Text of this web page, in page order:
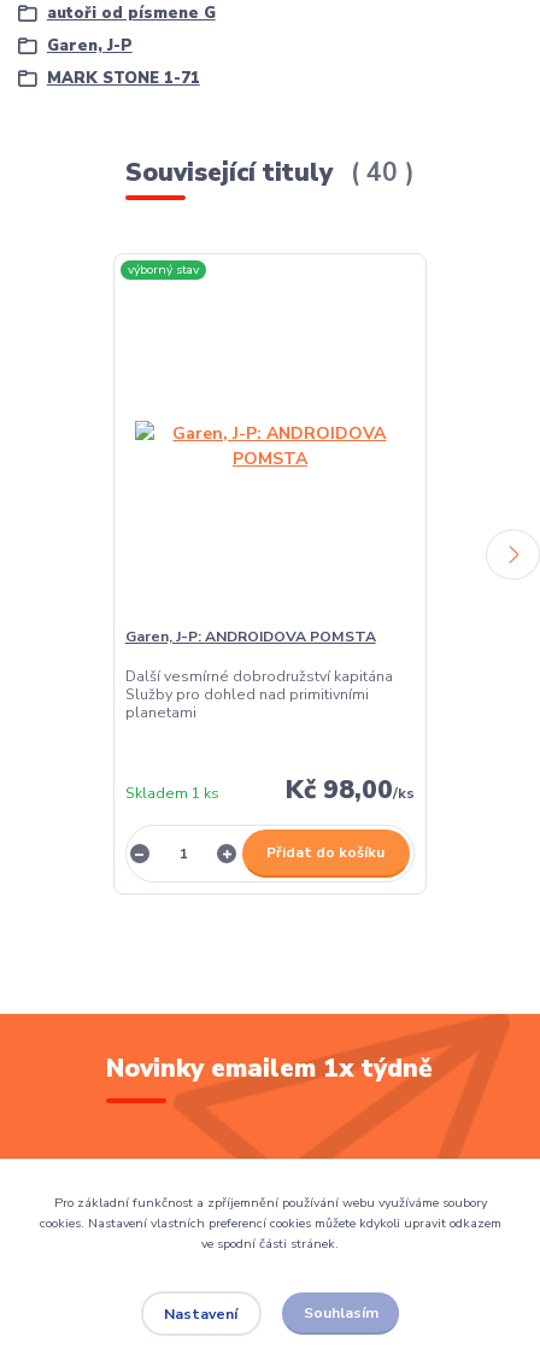
autoři od písmene G
Garen, J-P
MARK STONE 1-71
Související tituly 40
výborný stav
Garen, J-P: ANDROIDOVA POMSTA
Další vesmírné dobrodružství kapitána
Služby pro dohled nad primitivními
planetami
Kč 98,00/ks
Skladem 1 ks
Přidat do košíku
Novinky emailem 1x týdně
Zadejte svůj email a každý týden budete dostávat přehled nových knih ve Scifíkovi.
Pro základní funkčnost a zpříjemnění používání webu využíváme soubory
cookies. Nastavení vlastních preferencí cookies můžete kdykoli upravit odkazem
ve spodní části stránek.
Nastavení Souhlasím